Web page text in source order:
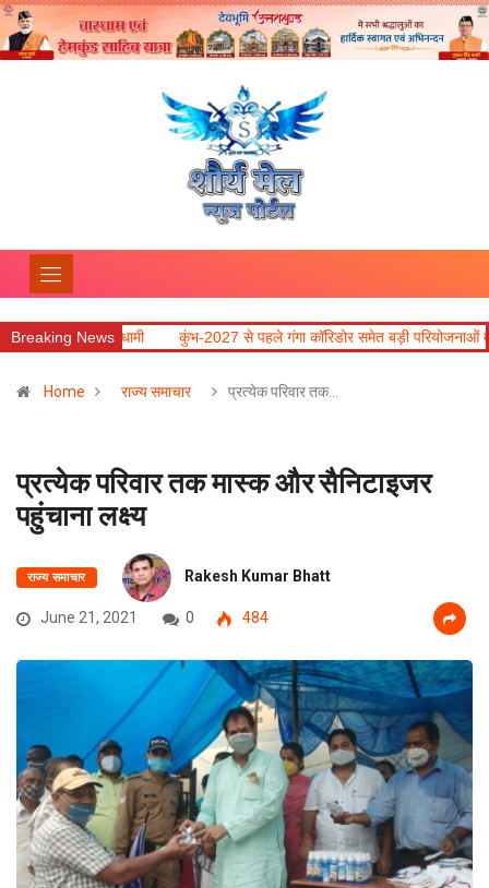
Breaking News
धामी कुंभ-2027 से पहले गंगा कॉरिडोर समेत बड़ी परियोजनाओं में तेजी लाने के निर्देश
Home राज्य समाचार प्रत्येक परिवार तक…
प्रत्येक परिवार तक मास्क और सैनिटाइजर
पहुंचाना लक्ष्य
राज्य समाचार Rakesh Kumar Bhatt
June 21, 2021 0 484